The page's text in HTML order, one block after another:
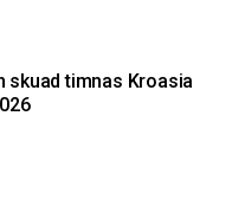
skuad timnas Kroasia